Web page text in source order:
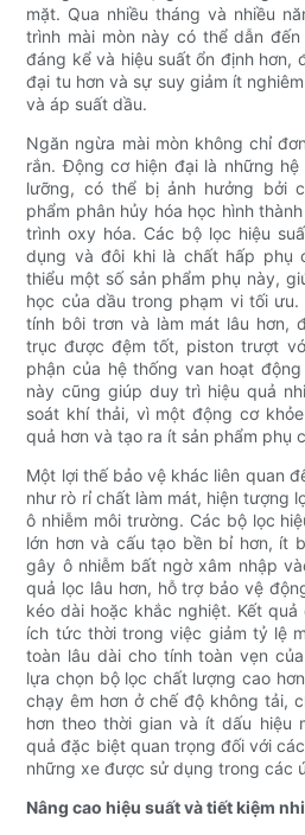
mặt. Qua nhiều tháng và nhiều
trình mài mòn này có thể dẫn
đáng kể và hiệu suất ổn định hơn,
đại tu hơn và sự suy giảm ít
và áp suất dầu.
Ngăn ngừa mài mòn không chỉ
rắn. Động cơ hiện đại là những
lưỡng, có thể bị ảnh hưởng bởi
phẩm phân hủy hóa học hình
trình oxy hóa. Các bộ lọc hiệu
dụng và đôi khi là chất hấp phụ
thiểu một số sản phẩm phụ này,
học của dầu trong phạm vi tối
tính bôi trơn và làm mát lâu hơn,
trục được đệm tốt, piston trượt
phận của hệ thống van hoạt
này cũng giúp duy trì hiệu quả
soát khí thải, vì một động cơ
quả hơn và tạo ra ít sản phẩm phụ
Một lợi thế bảo vệ khác liên quan
như rò rỉ chất làm mát, hiện tượng
ô nhiễm môi trường. Các bộ lọc
lớn hơn và cấu tạo bền bỉ hơn, ít
gây ô nhiễm bất ngờ xâm nhập
quả lọc lâu hơn, hỗ trợ bảo vệ
kéo dài hoặc khắc nghiệt. Kết
ích tức thời trong việc giảm tỷ lệ
toàn lâu dài cho tính toàn vẹn
lựa chọn bộ lọc chất lượng cao
chạy êm hơn ở chế độ không tải,
hơn theo thời gian và ít dấu hiệu
quả đặc biệt quan trọng đối với
những xe được sử dụng trong các
Nâng cao hiệu suất và tiết kiệm